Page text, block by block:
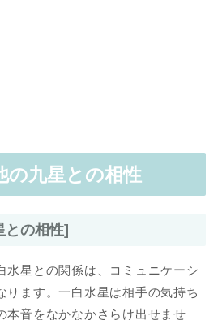
九星との相性
との相性]
水星との関係は、コミュニケーシ
ります。一白水星は相手の気持ち
本音をなかなかさらけ出せませ